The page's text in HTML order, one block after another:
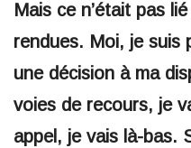
Mais ce n’était pas
rendues. Moi, je suis
une décision à ma
voies de recours, je
appel, je vais là-bas.